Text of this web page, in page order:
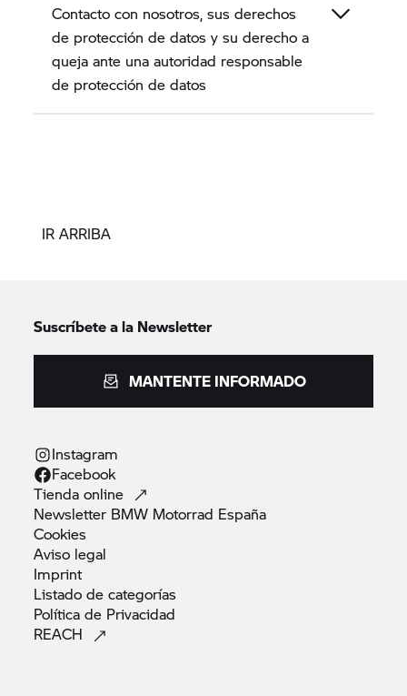
Contacto con nosotros, sus derechos
de protección de datos y su derecho a
queja ante una autoridad responsable
de protección de datos
IR ARRIBA
Suscríbete a la Newsletter
MANTENTE INFORMADO
Instagram
Facebook
Tiendaonline
Newsletter BMW Motorrad España
Cookies
Aviso legal
Imprint
Listado decategorías
Política de Privacidad
REACH